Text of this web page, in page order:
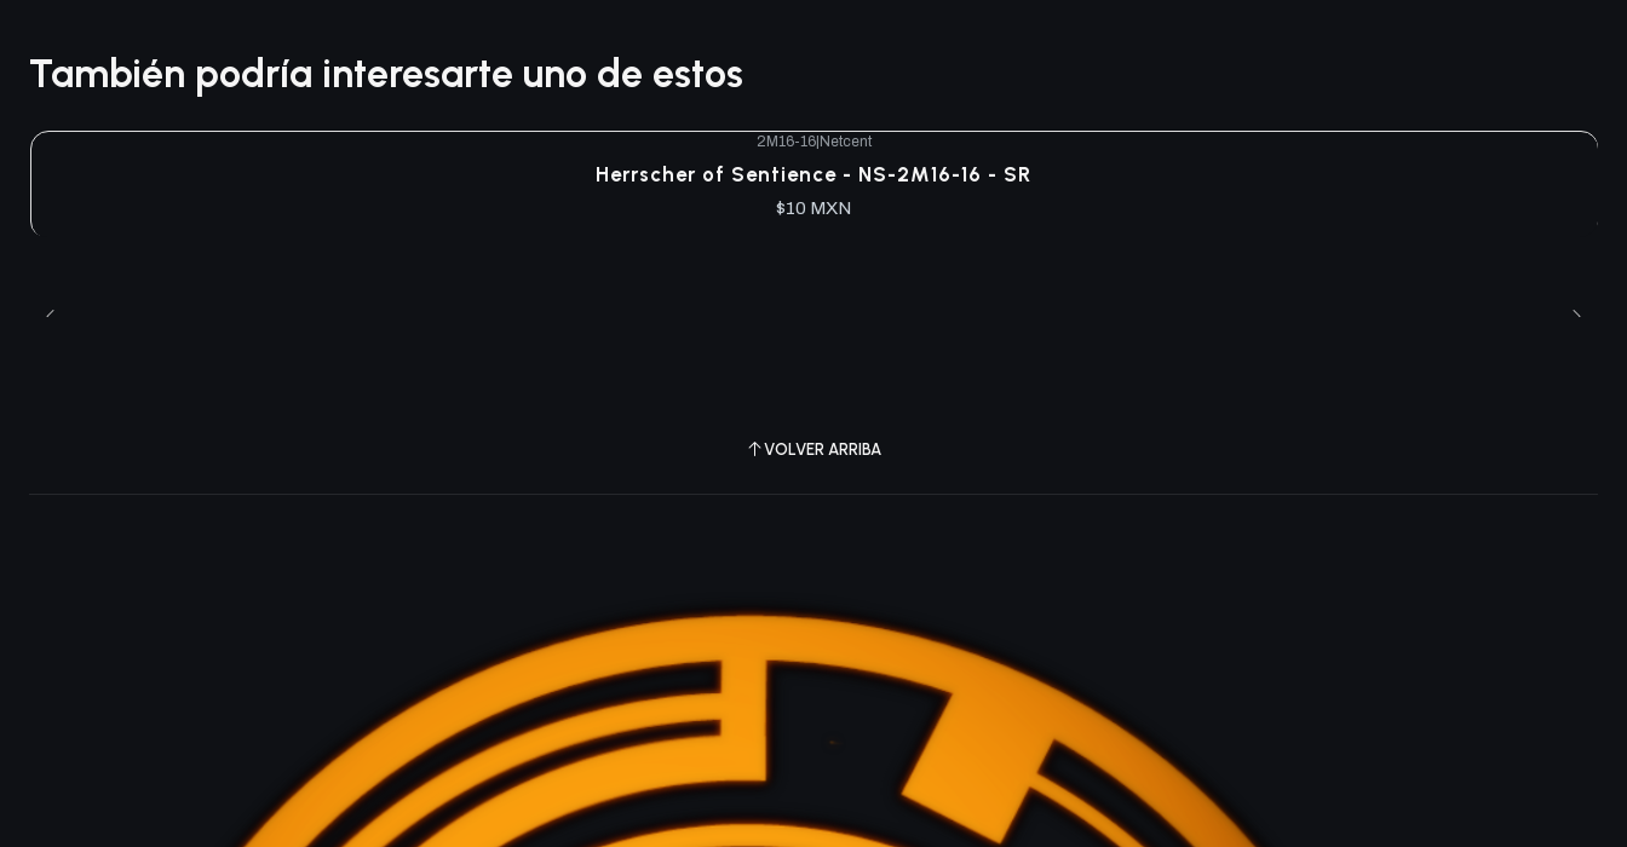
También podría interesarte uno de estos
2M16-16|Netcent
Herrscher of Sentience - NS-2M16-16 - SR
$10 MXN
VOLVER ARRIBA